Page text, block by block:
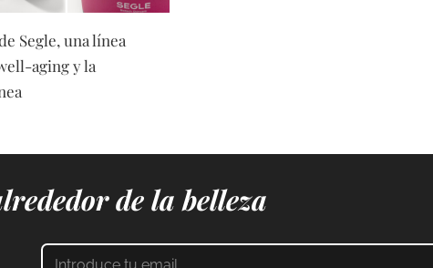
Segle, una línea
aging y la
de la belleza